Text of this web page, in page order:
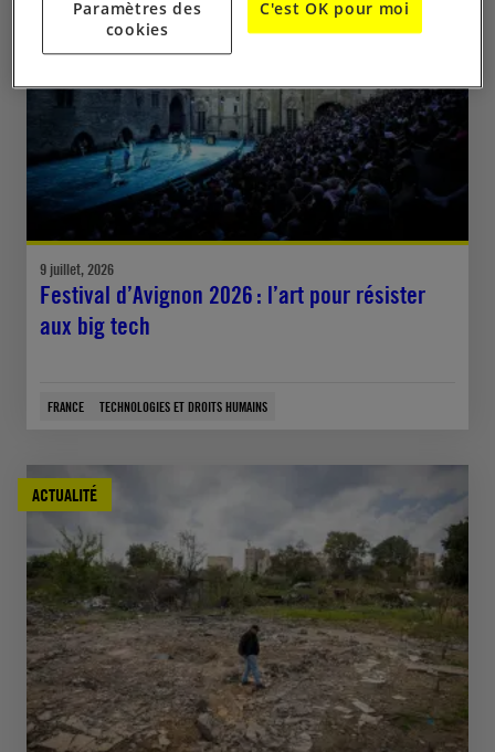
9 juillet, 2026
Festival d’Avignon 2026 : l’art pour résister
aux big tech
FRANCE TECHNOLOGIES ET DROITS HUMAINS
ACTUALITÉ
Paramètres des
cookies
C'est OK pour moi